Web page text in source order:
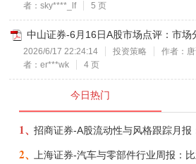
者：sky****_lf
5 页
中山证券-6月16日A股市场点评：市场
2026/6/17 22:24:14 投资策略 作者：
者：er***wk
4 页
今日热门
1、
2、